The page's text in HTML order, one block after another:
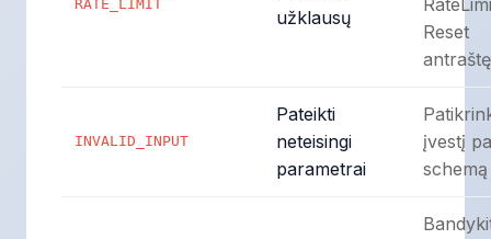
RATE_LIMIT
užklausų
Reset
antraštę
INVALID_INPUT
Pateikti
neteisingi
parametrai
įvestį
schemą